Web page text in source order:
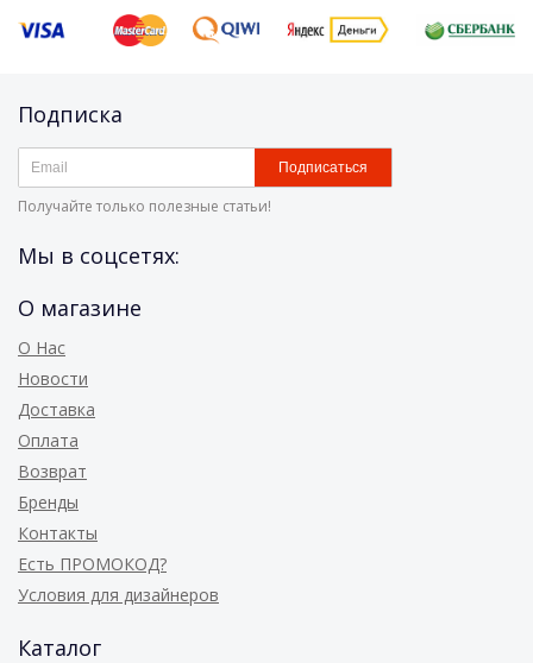
Подписка
Подписаться
Получайте только полезные статьи!
Мы в соцсетях:
О магазине
О Нас
Новости
Доставка
Оплата
Возврат
Бренды
Контакты
Есть ПРОМОКОД?
Условия для дизайнеров
Каталог